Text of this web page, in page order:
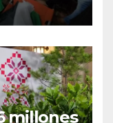
millones